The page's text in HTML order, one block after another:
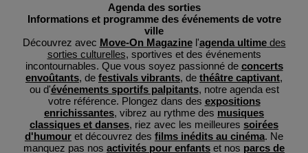
Agenda des sorties
Informations et programme des événements de votre
ville
Découvrez avec Move-On Magazinel'agenda ultimedes
sorties culturelles, sportives et des événements
incontournables. Que vous soyez passionné de concerts
envoûtants, de festivals vibrants, de théâtre captivant,
ou d'événements sportifs palpitants, notre agenda est
votre référence. Plongez dans des expositions
enrichissantes, vibrez au rythme des musiques
classiques et danses, riez avec les meilleures soirées
d'humour et découvrez des films inédits au cinéma. Ne
manquez pas nos activités pour enfants et nos parcs de